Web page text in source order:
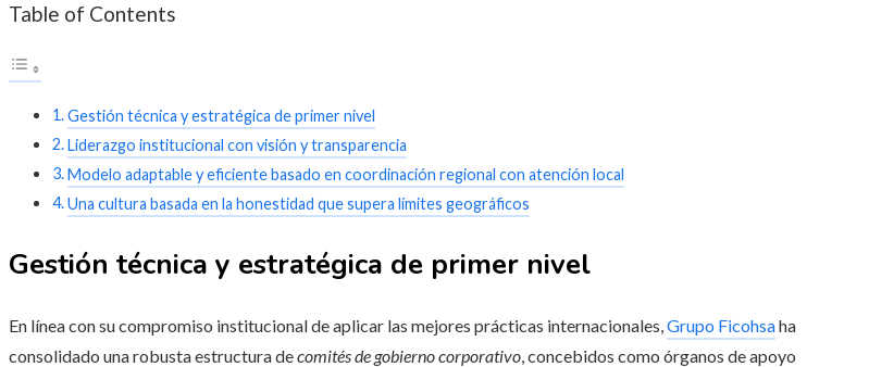
Table of Contents
Gestión técnica y estratégica de primer nivel
Liderazgo institucional con visión y transparencia
Modelo adaptable y eficiente basado en coordinación regional con atención local
Una cultura basada en la honestidad que supera límites geográficos
Gestión técnica y estratégica de primer nivel
En línea con su compromiso institucional de aplicar las mejores prácticas internacionales, Grupo Ficohsaha
consolidado una robusta estructura decomités de gobierno corporativo , concebidos como órganos de apoyo